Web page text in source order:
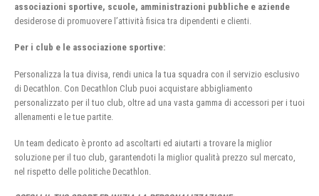
associazioni sportive, scuole, amministrazioni pubbliche e aziende
desiderose di promuovere l’attività fisica tra dipendenti e clienti.
Per i club e le associazione sportive:
Personalizza la tua divisa, rendi unica la tua squadra con il servizio esclusivo
di Decathlon. Con Decathlon Club puoi acquistare abbigliamento
personalizzato per il tuo club, oltre ad una vasta gamma di accessori per i tuoi
allenamenti e le tue partite.
Un team dedicato è pronto ad ascoltarti ed aiutarti a trovare la miglior
soluzione per il tuo club, garantendoti la miglior qualità prezzo sul mercato,
nel rispetto delle politiche Decathlon.